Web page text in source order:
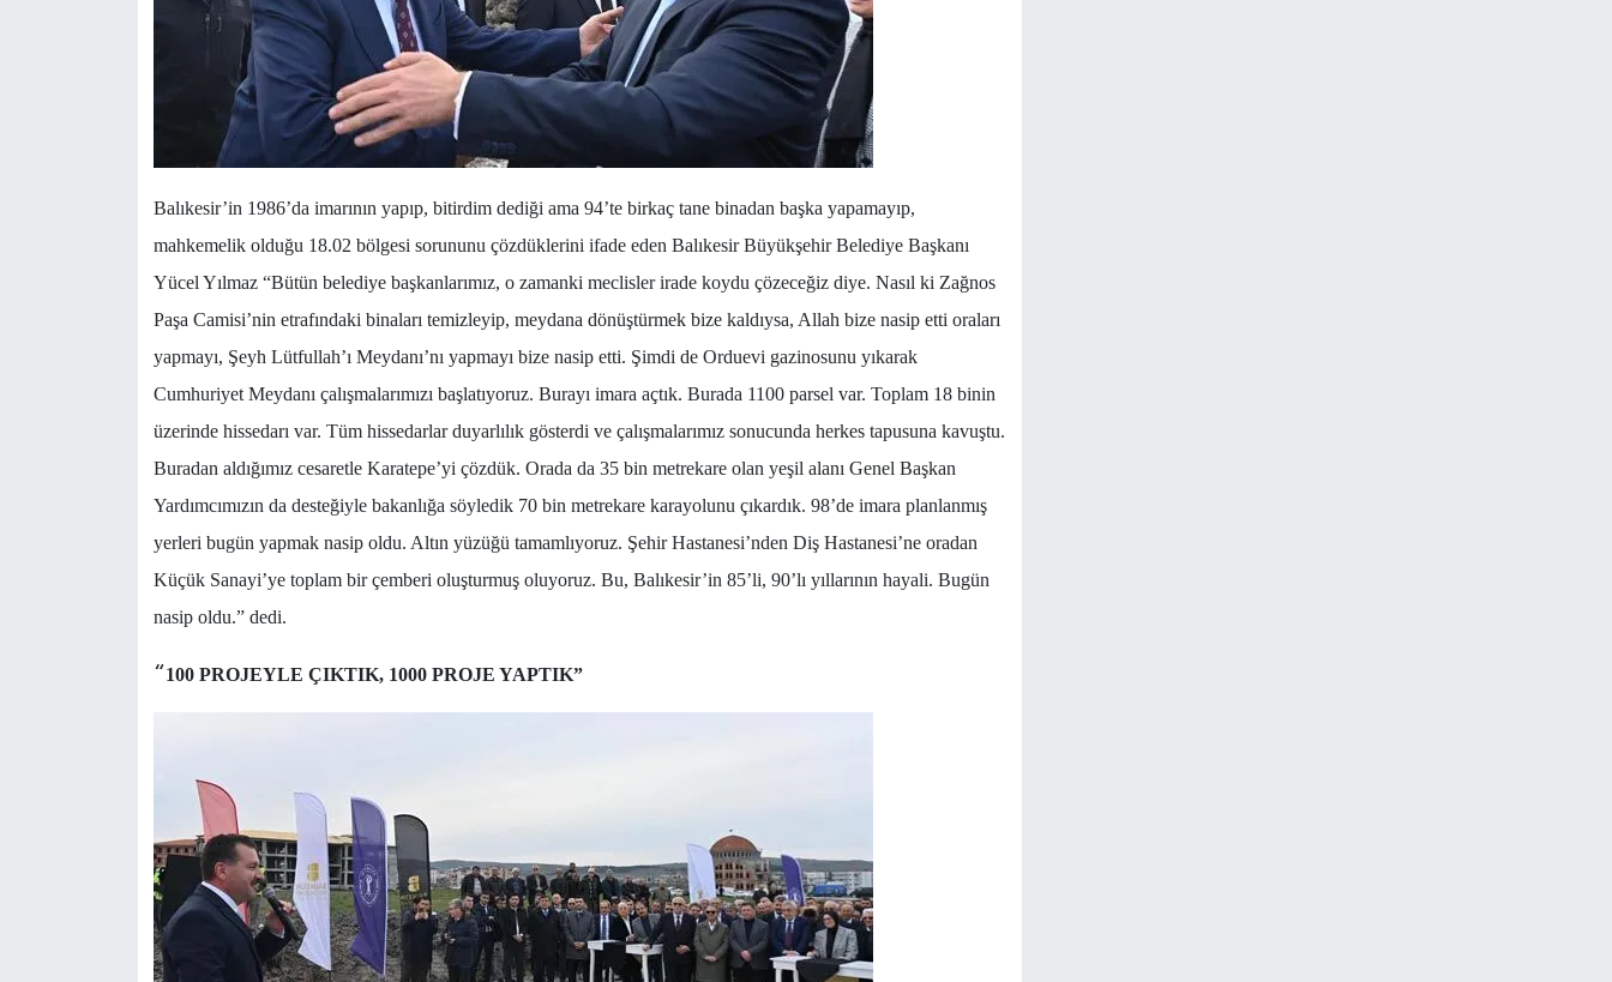
Balıkesir’in 1986’da imarının yapıp, bitirdim dediği ama 94’te birkaç tane binadan başka yapamayıp,
mahkemelik olduğu 18.02 bölgesi sorununu çözdüklerini ifade eden Balıkesir Büyükşehir Belediye Başkanı
Yücel Yılmaz “Bütün belediye başkanlarımız, o zamanki meclisler irade koydu çözeceğiz diye. Nasıl ki Zağnos
Paşa Camisi’nin etrafındaki binaları temizleyip, meydana dönüştürmek bize kaldıysa, Allah bize nasip etti oraları
yapmayı, Şeyh Lütfullah’ı Meydanı’nı yapmayı bize nasip etti. Şimdi de Orduevi gazinosunu yıkarak
Cumhuriyet Meydanı çalışmalarımızı başlatıyoruz. Burayı imara açtık. Burada 1100 parsel var. Toplam 18 binin
üzerinde hissedarı var. Tüm hissedarlar duyarlılık gösterdi ve çalışmalarımız sonucunda herkes tapusuna kavuştu.
Buradan aldığımız cesaretle Karatepe’yi çözdük. Orada da 35 bin metrekare olan yeşil alanı Genel Başkan
Yardımcımızın da desteğiyle bakanlığa söyledik 70 bin metrekare karayolunu çıkardık. 98’de imara planlanmış
yerleri bugün yapmak nasip oldu. Altın yüzüğü tamamlıyoruz. Şehir Hastanesi’nden Diş Hastanesi’ne oradan
Küçük Sanayi’ye toplam bir çemberi oluşturmuş oluyoruz. Bu, Balıkesir’in 85’li, 90’lı yıllarının hayali. Bugün
nasip oldu.” dedi.
“100 PROJEYLE ÇIKTIK, 1000 PROJE YAPTIK”